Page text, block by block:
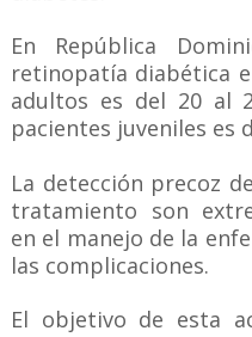
En República
retinopatía diabética
adultos es del 20 al
pacientes juveniles es
La detección precoz
tratamiento son
en el manejo de la
las complicaciones.
El objetivo de esta